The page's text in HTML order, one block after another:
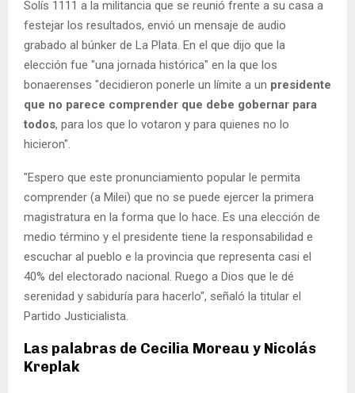
Solís 1111 a la militancia que se reunió frente a su casa a
festejar los resultados, envió un mensaje de audio
grabado al búnker de La Plata. En el que dijo que la
elección fue "una jornada histórica" en la que los
bonaerenses "decidieron ponerle un límite a un presidente
que no parece comprender que debe gobernar para
todos, para los que lo votaron y para quienes no lo
hicieron".
"Espero que este pronunciamiento popular le permita
comprender (a Milei) que no se puede ejercer la primera
magistratura en la forma que lo hace. Es una elección de
medio término y el presidente tiene la responsabilidad e
escuchar al pueblo e la provincia que representa casi el
40% del electorado nacional. Ruego a Dios que le dé
serenidad y sabiduría para hacerlo", señaló la titular el
Partido Justicialista.
Las palabras de Cecilia Moreau y Nicolás
Kreplak